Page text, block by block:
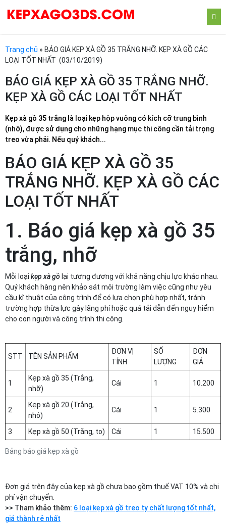
Trang chủ » BÁO GIÁ KẸP XÀ GỒ 35 TRẮNG NHỠ. KẸP XÀ GỒ CÁC
LOẠI TỐT NHẤT (03/10/2019)
BÁO GIÁ KẸP XÀ GỒ 35 TRẮNG NHỠ.
KẸP XÀ GỒ CÁC LOẠI TỐT NHẤT
Kẹp xà gồ 35 trắng là loại kẹp hộp vuông có kích cỡ trung bình
(nhỡ), được sử dụng cho những hạng mục thi công cần tải trọng
treo vừa phải. Nếu quý khách...
BÁO GIÁ KẸP XÀ GỒ 35
TRẮNG NHỠ. KẸP XÀ GỒ CÁC
LOẠI TỐT NHẤT
1. Báo giá kẹp xà gồ 35
trắng, nhỡ
Mỗi loại kẹp xà gồ lại tương đương với khả năng chịu lực khác nhau.
Quý khách hàng nên khảo sát môi trường làm việc cũng như yêu
cầu kĩ thuật của công trình để có lựa chọn phù hợp nhất, tránh
trường hợp thừa lực gây lãng phí hoặc quá tải dẫn đến nguy hiểm
cho con người và công trình thi công.
Bảng báo giá kẹp xà gồ
STT TÊN SẢN PHẨM
ĐƠN VỊ
TÍNH
SỐ
LƯỢNG
ĐƠN
GIÁ
1
Kẹp xà gồ 35 (Trắng,
nhỡ)
Cái 1 10.200
2
Kẹp xà gồ 20 (Trắng,
nhỏ)
Cái 1 5.300
3 Kẹp xà gồ 50 (Trắng, to) Cái 1 15.500
Đơn giá trên đây của kẹp xà gồ chưa bao gồm thuế VAT 10% và chi
phí vận chuyển.
>> Tham khảo thêm: 6 loại kẹp xà gồ treo ty chất lượng tốt nhất,
giá thành rẻ nhất